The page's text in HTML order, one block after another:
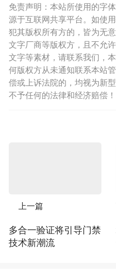
免责声明：本站所使用的字
源于互联网共享平台。如使
犯其版权所有方的，皆为无
文字厂商等版权方，且不允
文字等素材，请联系我们，
何版权方从未通知联系本站
偿或上诉法院的，均视为新
不予任何的法律和经济赔偿
上一篇
多合一验证将引导门禁
技术新潮流